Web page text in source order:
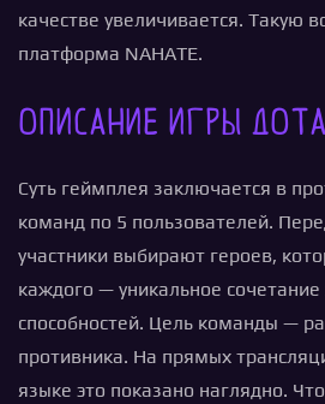
качестве увеличивается. Такую
платформа NAHATE.
Описание игры
Суть геймплея заключается в
команд по 5 пользователей.
участники выбирают героев,
каждого — уникальное сочетание
способностей. Цель команды —
противника. На прямых
языке это показано наглядно.